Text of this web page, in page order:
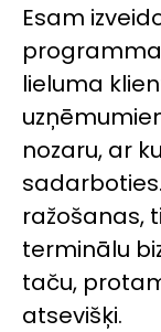
Esam
lieluma
nozaru, ar
ražošanas,
terminālu
taču,
atsevišķi.